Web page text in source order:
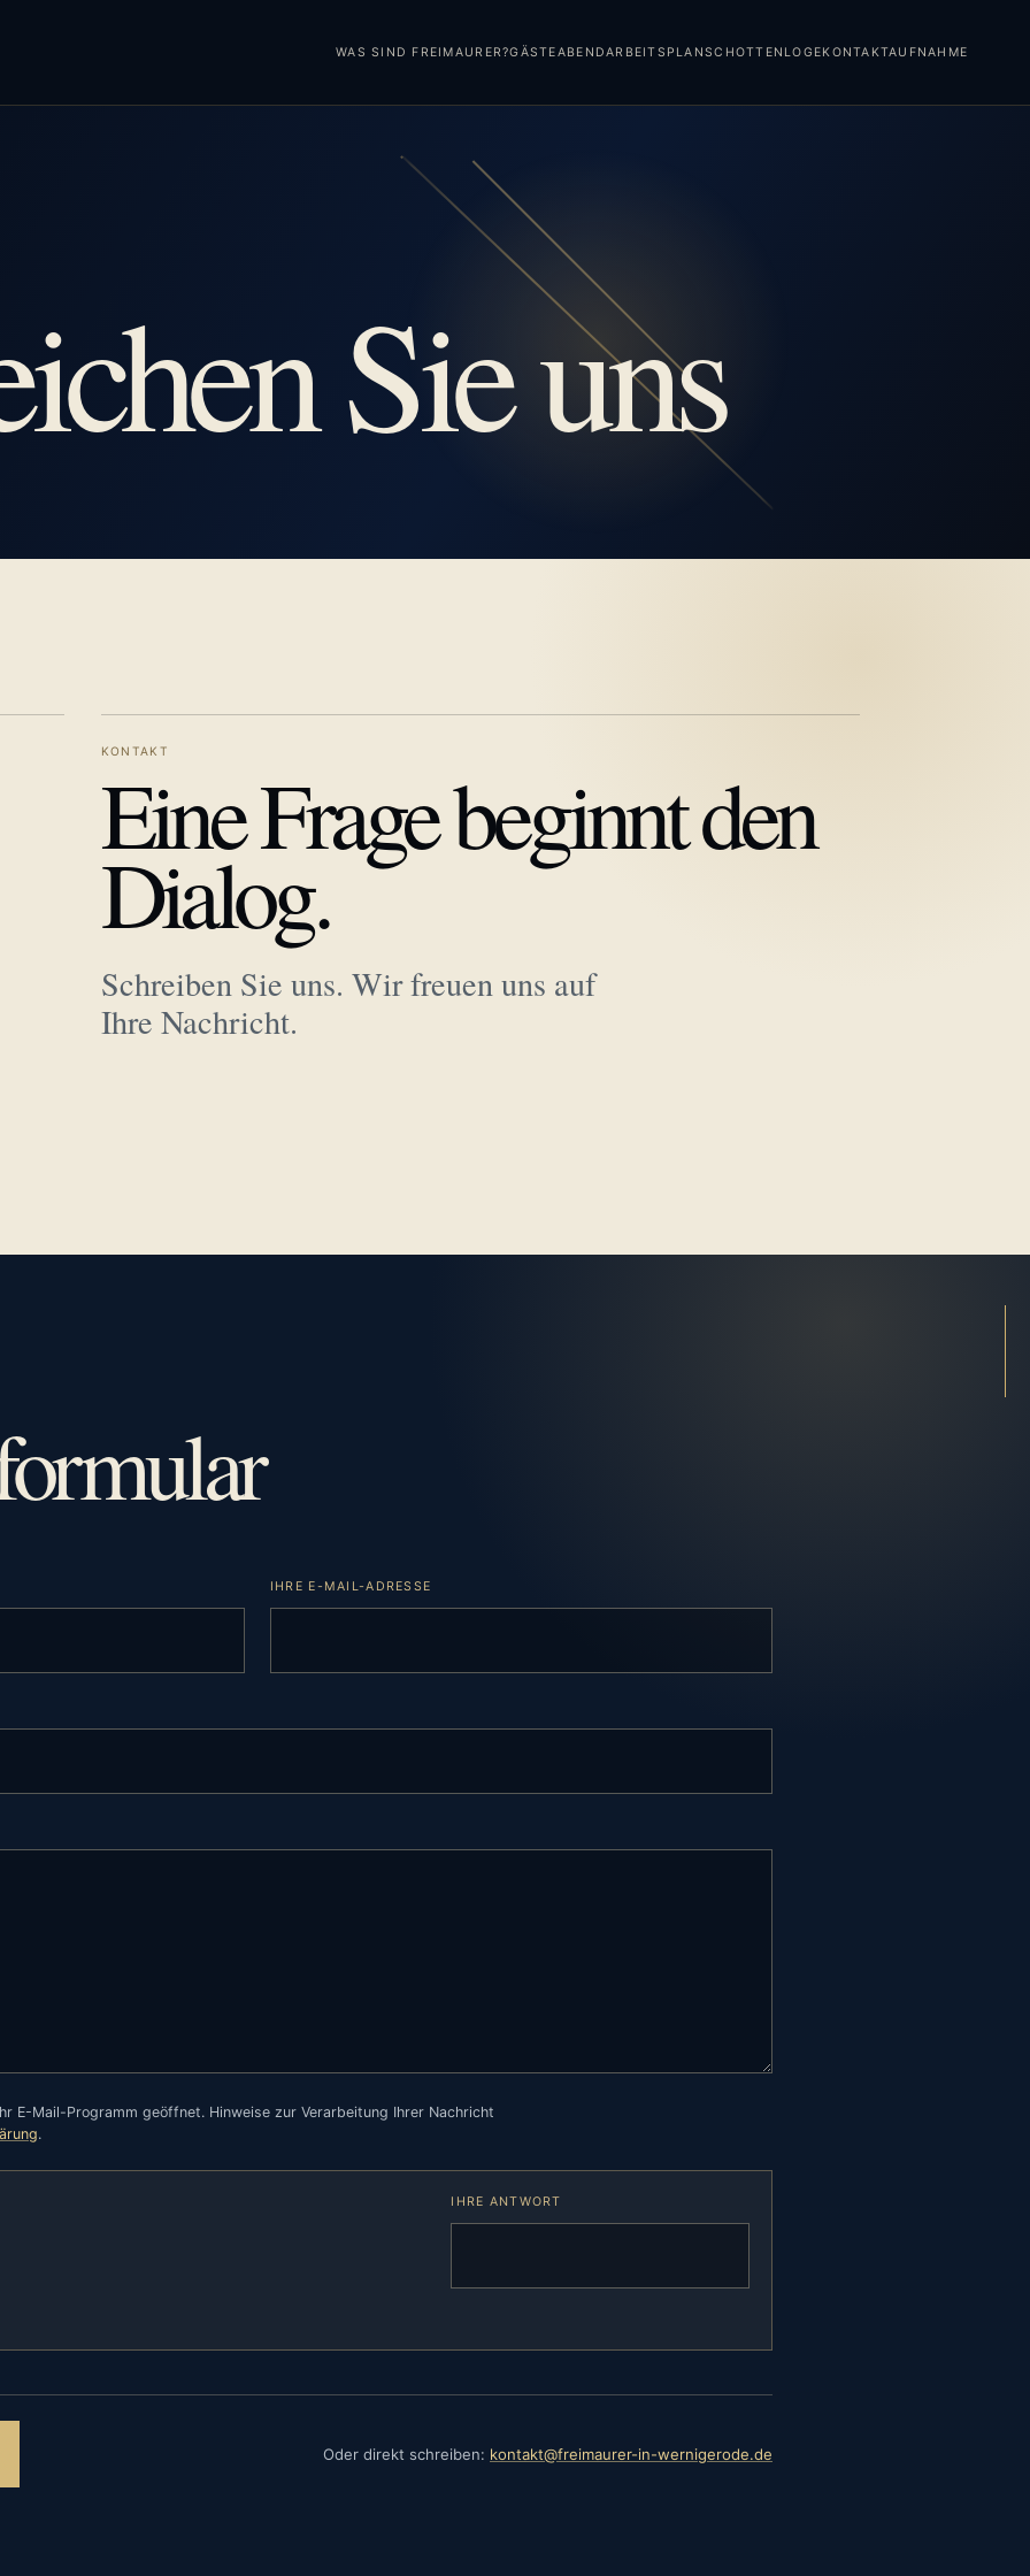
WAS SIND FREIMAURER?GÄSTEABENDARBEITSPLANSCHOTTENLOGEKONTAKTAUFNAHME
Sie uns
KONTAKT
Eine Frage beginnt den
Dialog.
Schreiben Sie uns. Wir freuen uns auf
Ihre Nachricht.
IHRE E-MAIL-ADRESSE
E-Mail-Programm geöffnet. Hinweise zur Verarbeitung Ihrer Nachricht
.
IHRE ANTWORT
Oder direkt schreiben: kontakt@freimaurer-in-wernigerode.de